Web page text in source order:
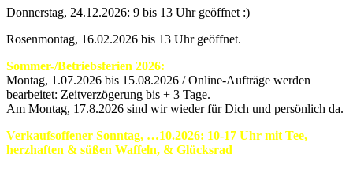
Donnerstag, 24.12.2026: 9 bis 13 Uhr geöffnet :)
Rosenmontag, 16.02.2026 bis 13 Uhr geöffnet.
Sommer-/Betriebsferien 2026:
Montag, 1.07.2026 bis 15.08.2026 / Online-Aufträge werden
bearbeitet: Zeitverzögerung bis + 3 Tage.
Am Montag, 17.8.2026 sind wir wieder für Dich und persönlich da.
Verkaufsoffener Sonntag, …10.2026: 10-17 Uhr mit Tee,
herzhaften & süßen Waffeln, & Glücksrad